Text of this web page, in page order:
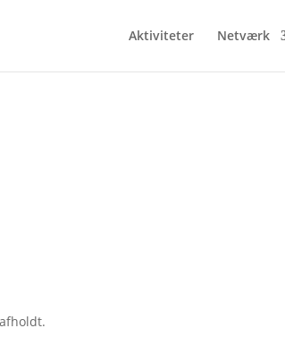
Aktiviteter Netværk